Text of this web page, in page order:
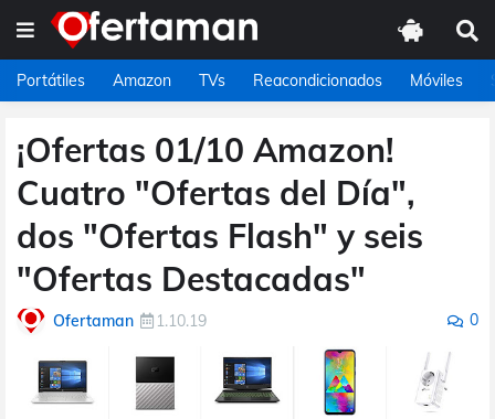
Portátiles Amazon TVs Reacondicionados Móviles
¡Ofertas 01/10 Amazon!
Cuatro "Ofertas del Día",
dos "Ofertas Flash" y seis
"Ofertas Destacadas"
Ofertaman 1.10.19 0